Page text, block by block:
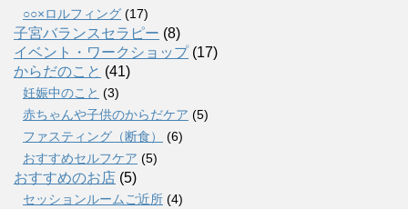
○○×ロルフィング (17)
子宮バランスセラピー (8)
イベント・ワークショップ(17)
からだのこと (41)
妊娠中のこと (3)
赤ちゃんや子供のからだケア (5)
ファスティング（断食）
(6)
おすすめセルフケア (5)
おすすめのお店 (5)
セッションルームご近所 (4)